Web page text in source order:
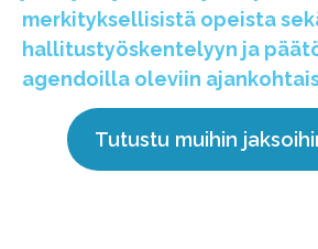
merkityksellisistä opeista
hallitustyöskentelyyn ja
agendoilla oleviin
Tutustu muihin